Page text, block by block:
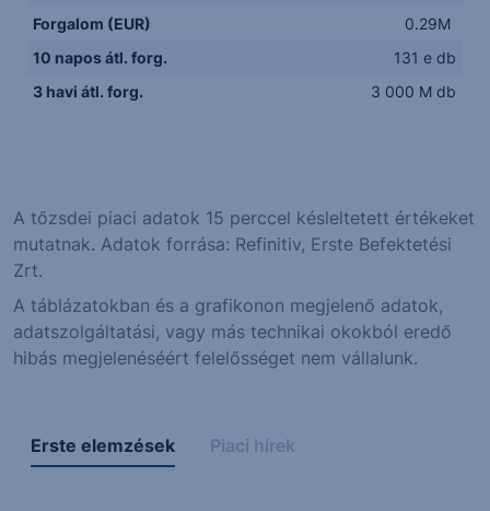
Forgalom (EUR)
0.29M
10 napos átl. forg.
131 e db
3 havi átl. forg.
3 000 M db
A tőzsdei piaci adatok 15 perccel késleltetett értékeket
mutatnak. Adatok forrása: Refinitiv, Erste Befektetési
Zrt.
A táblázatokban és a grafikonon megjelenő adatok,
adatszolgáltatási, vagy más technikai okokból eredő
hibás megjelenéséért felelősséget nem vállalunk.
Erste elemzések Piaci hírek